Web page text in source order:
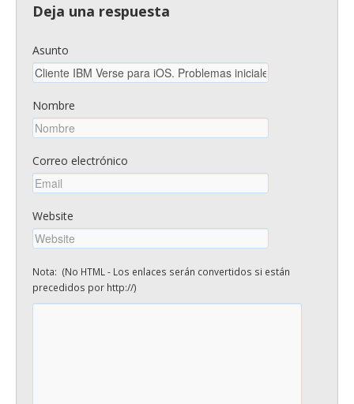
Deja una respuesta
Asunto
Nombre
Correo electrónico
Website
Nota: (No HTML - Los enlaces serán convertidos si están
precedidos por http://)